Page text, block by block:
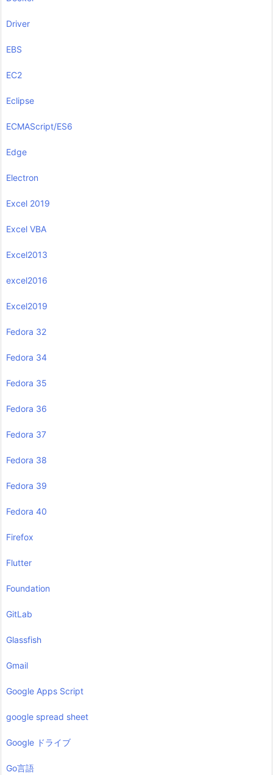
Driver
EBS
EC2
Eclipse
ECMAScript/ES6
Edge
Electron
Excel 2019
Excel VBA
Excel2013
excel2016
Excel2019
Fedora 32
Fedora 34
Fedora 35
Fedora 36
Fedora 37
Fedora 38
Fedora 39
Fedora 40
Firefox
Flutter
Foundation
GitLab
Glassfish
Gmail
Google Apps Script
google spread sheet
Google ドライブ
Go言語